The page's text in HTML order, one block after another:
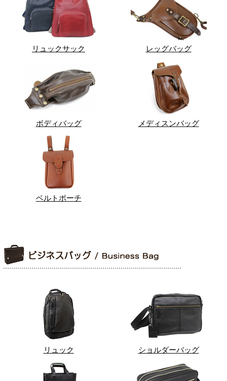
リュックサック レッグバッグ
ボディバッグ メディスンバッグ
ベルトポーチ
リュック ショルダーバッグ